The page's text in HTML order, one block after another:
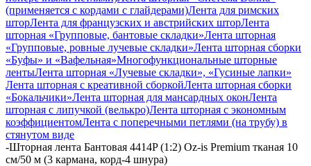
(применяется с кордами с глайдерами)Лента для римских
шторЛента для французских и австрийских шторЛента
шторная «Групповые, бантовые складки»Лента шторная
«Групповые, ровные лучевые складки»Лента шторная сборки
«Буфы» и «Вафельная»Многофункциональные шторные
лентыЛента шторная «Лучевые складки», «Гусиные лапки»
Лента шторная с креативной сборкойЛента шторная сборки
«Бокальчики»Лента шторная для мансардных оконЛента
шторная с липучкой (велькро)Лента шторная с экономным
коэффициентомЛента с поперечными петлями (на трубу) в
стянутом виде
-Шторная лента Бантовая 4414P (1:2) Oz-is Premium тканая 10
см/50 м (3 кармана, корд-4 шнура)